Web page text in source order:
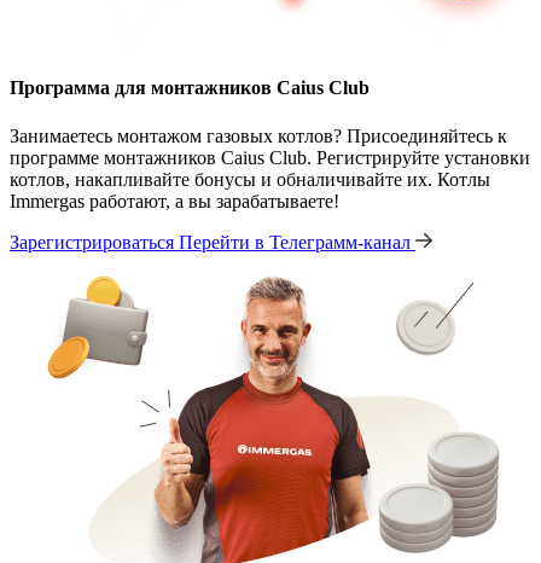
Программа для монтажников Caius Club
Занимаетесь монтажом газовых котлов? Присоединяйтесь к
программе монтажников Caius Club. Регистрируйте установки
котлов, накапливайте бонусы и обналичивайте их. Котлы
Immergas работают, а вы зарабатываете!
Зарегистрироваться Перейти в Телеграмм-канал